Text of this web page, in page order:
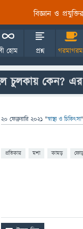
বিজ্ঞান ও
হোম প্রশ্ন
চুলকায় কেন? এর
20 ফেব্রুয়ারি 2021 "স্বাস্থ্য ও চিকিৎসা
প্রতিকার মশা কামড়